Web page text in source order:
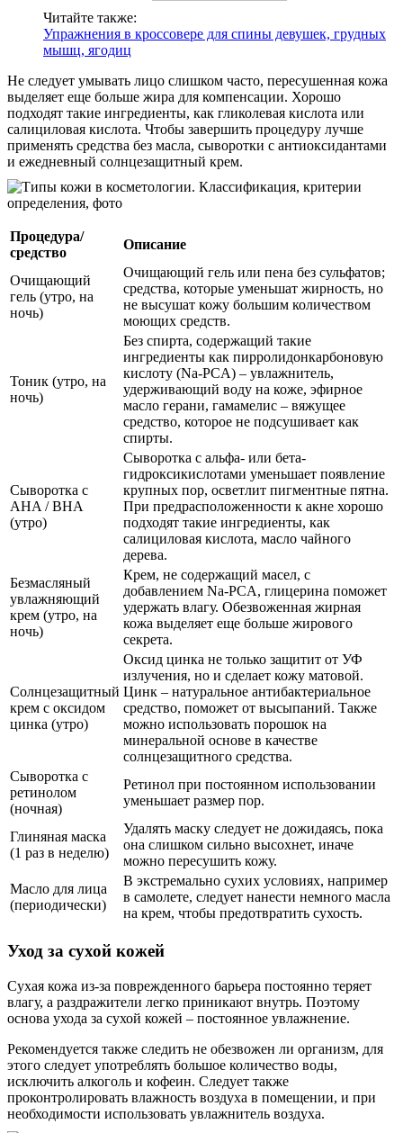
Читайте также:
Упражнения в кроссовере для спины девушек, грудных
мышц, ягодиц
Не следует умывать лицо слишком часто, пересушенная кожа
выделяет еще больше жира для компенсации. Хорошо
подходят такие ингредиенты, как гликолевая кислота или
салициловая кислота. Чтобы завершить процедуру лучше
применять средства без масла, сыворотки с антиоксидантами
и ежедневный солнцезащитный крем.
Процедура/
средство
Описание
Очищающий
гель (утро, на
ночь)
Очищающий гель или пена без сульфатов;
средства, которые уменьшат жирность, но
не высушат кожу большим количеством
моющих средств.
Тоник (утро, на
ночь)
Без спирта, содержащий такие
ингредиенты как пирролидонкарбоновую
кислоту (Na-PCA) – увлажнитель,
удерживающий воду на коже, эфирное
масло герани, гамамелис – вяжущее
средство, которое не подсушивает как
спирты.
Сыворотка с
AHA / BHA
(утро)
Сыворотка с альфа- или бета-
гидроксикислотами уменьшает появление
крупных пор, осветлит пигментные пятна.
При предрасположенности к акне хорошо
подходят такие ингредиенты, как
салициловая кислота, масло чайного
дерева.
Безмасляный
увлажняющий
крем (утро, на
ночь)
Крем, не содержащий масел, с
добавлением Na-PCA, глицерина поможет
удержать влагу. Обезвоженная жирная
кожа выделяет еще больше жирового
секрета.
Солнцезащитный
крем с оксидом
цинка (утро)
Оксид цинка не только защитит от УФ
излучения, но и сделает кожу матовой.
Цинк – натуральное антибактериальное
средство, поможет от высыпаний. Также
можно использовать порошок на
минеральной основе в качестве
солнцезащитного средства.
Сыворотка с
ретинолом
(ночная)
Ретинол при постоянном использовании
уменьшает размер пор.
Глиняная маска
(1 раз в неделю)
Удалять маску следует не дожидаясь, пока
она слишком сильно высохнет, иначе
можно пересушить кожу.
Масло для лица
(периодически)
В экстремально сухих условиях, например
в самолете, следует нанести немного масла
на крем, чтобы предотвратить сухость.
Уход за сухой кожей
Сухая кожа из-за поврежденного барьера постоянно теряет
влагу, а раздражители легко приникают внутрь. Поэтому
основа ухода за сухой кожей – постоянное увлажнение.
Рекомендуется также следить не обезвожен ли организм, для
этого следует употреблять большое количество воды,
исключить алкоголь и кофеин. Следует также
проконтролировать влажность воздуха в помещении, и при
необходимости использовать увлажнитель воздуха.